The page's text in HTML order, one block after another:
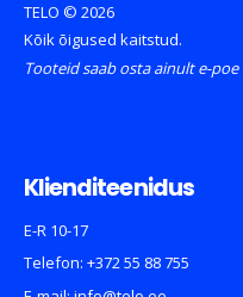
TELO © 2026
Kõik õigused kaitstud.
Tooteid saab osta ainult e-poe
Klienditeenidus
E-R 10-17
Telefon: +372 55 88 755